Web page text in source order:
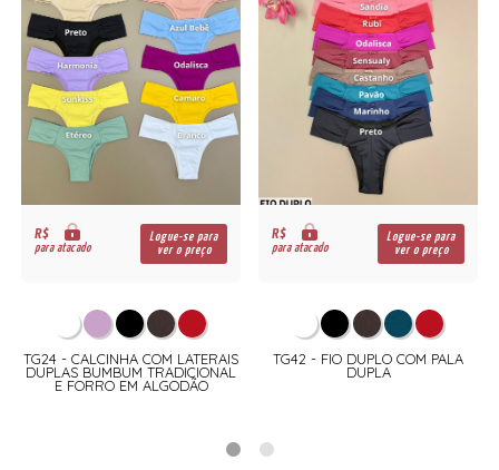
R$
para atacado
Logue-se para
ver o preço
TG24 - CALCINHA COM LATERAIS
DUPLAS BUMBUM TRADICIONAL
E FORRO EM ALGODÃO
R$
para atacado
Logue-se para
ver o preço
TG42 - FIO DUPLO COM PALA
DUPLA